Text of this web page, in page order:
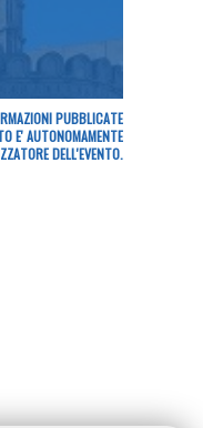
PUBBLICATE
E' AUTONOMAMENTE
DELL'EVENTO.